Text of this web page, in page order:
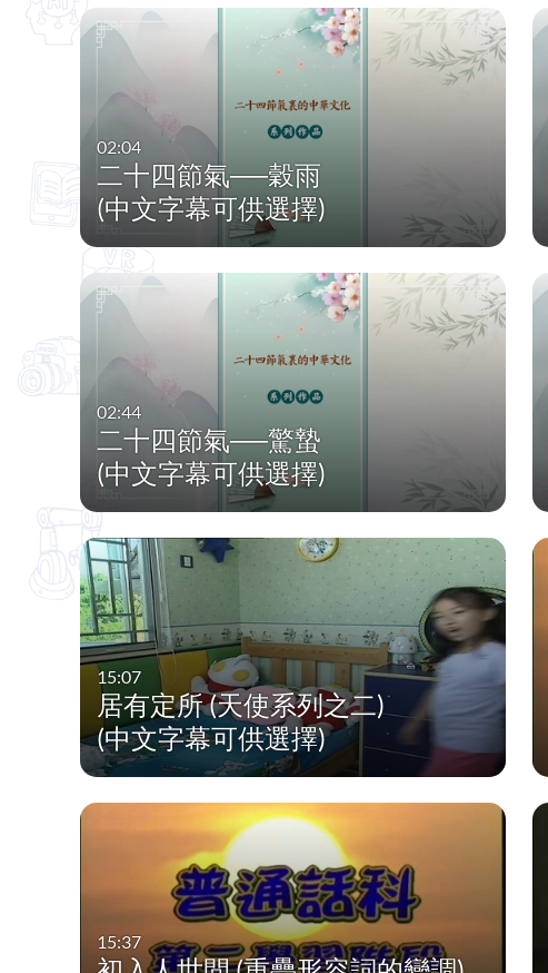
02:04
二十四節氣──穀雨
(中文字幕可供選擇)
02:44
二十四節氣──驚蟄
(中文字幕可供選擇)
15:07
居有定所 (天使系列之二)
(中文字幕可供選擇)
15:37